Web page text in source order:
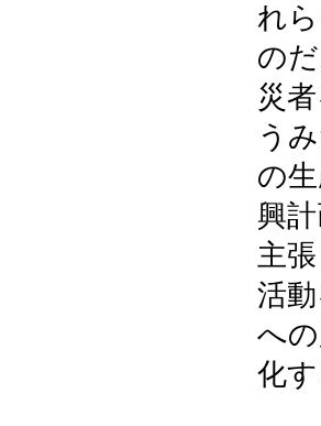
れ
の
災
う
の
興
主
活
へ
化